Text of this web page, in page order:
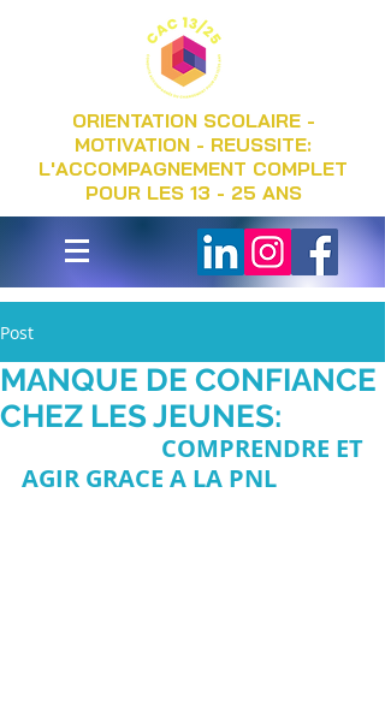
ORIENTATION SCOLAIRE -
MOTIVATION - REUSSITE:
L'ACCOMPAGNEMENT COMPLET
POUR LES 13 - 25 ANS
Post
MANQUE DE CONFIANCE
CHEZ LES JEUNES:
COMPRENDRE ET
AGIR GRACE A LA PNL